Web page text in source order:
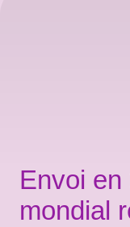
Envoi
mondial